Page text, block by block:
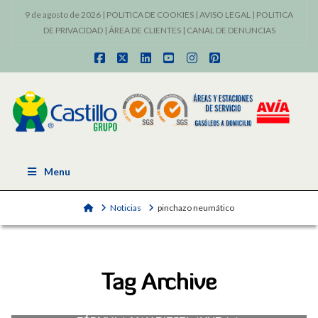
9 de agosto de 2026 | POLITICA DE COOKIES | AVISO LEGAL | POLITICA
DE PRIVACIDAD| ÁREA DE CLIENTES| CANAL DE DENUNCIAS
Facebook
X LinkedInYouTubeInstagram
Pinterest
Menu
HomeNoticias pinchazo neumático
Tag Archive